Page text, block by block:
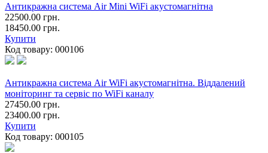
Антикражна система Air Mini WiFi акустомагнітна
22500.00 грн.
18450.00 грн.
Купити
Код товару: 000106
Антикражна система Air WiFi акустомагнітна. Віддалений
моніторинг та сервіс по WiFi каналу
27450.00 грн.
23400.00 грн.
Купити
Код товару: 000105